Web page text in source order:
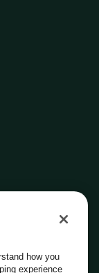
how you
experience